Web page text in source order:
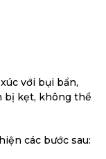
với bụi bẩn,
bị kẹt, không thể
các bước sau: